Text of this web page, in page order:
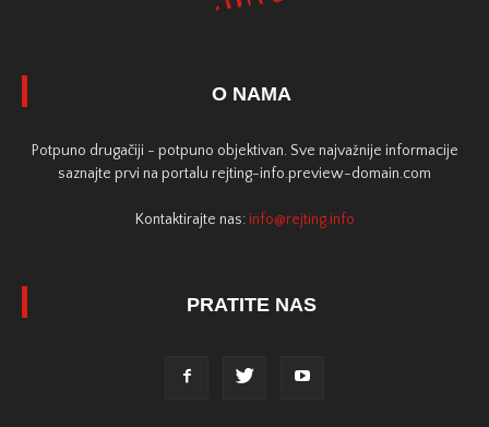
O NAMA
Potpuno drugačiji - potpuno objektivan. Sve najvažnije informacije
saznajte prvi na portalu rejting-info.preview-domain.com
Kontaktirajte nas: info@rejting.info
PRATITE NAS